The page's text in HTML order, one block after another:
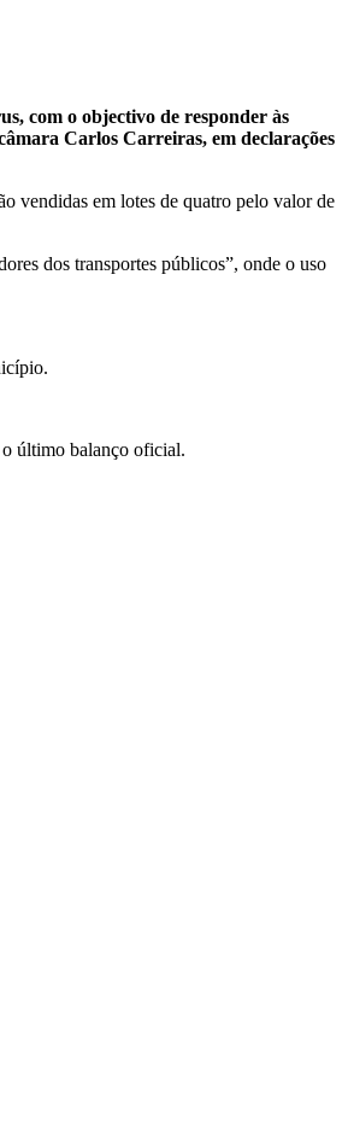
com o objectivo de responder às
Carlos Carreiras, em declarações
vendidas em lotes de quatro pelo valor de
dos transportes públicos”, onde o uso
último balanço oficial.